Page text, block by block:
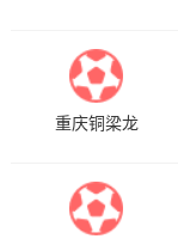
重庆铜梁龙